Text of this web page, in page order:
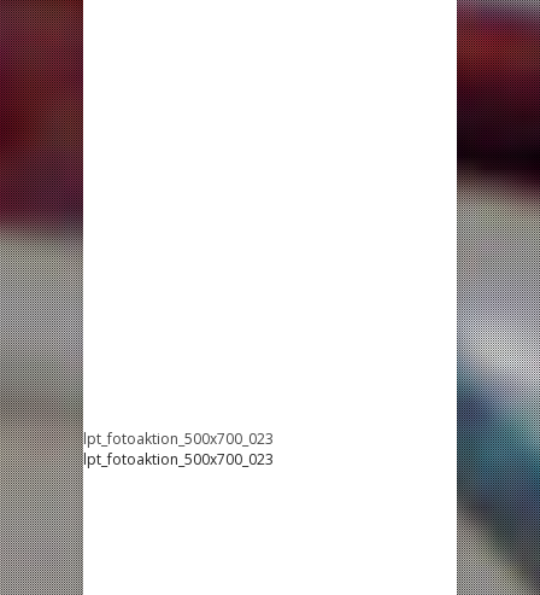
lpt_fotoaktion_500x700_023
lpt_fotoaktion_500x700_023